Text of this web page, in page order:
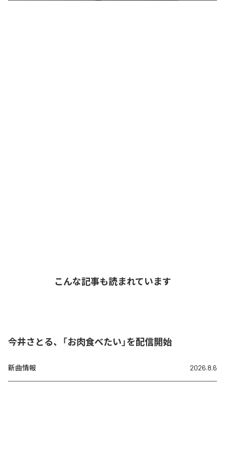
こんな記事も読まれています
今井さとる、「お肉食べたい」を配信開始
新曲情報 2026.8.6